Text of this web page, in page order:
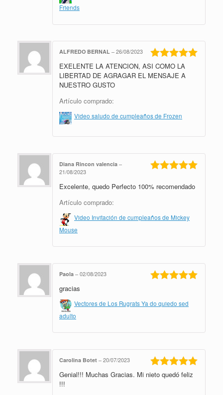
Friends
Valorado en
5de 5
ALFREDO BERNAL – 26/08/2023
EXELENTE LA ATENCION, ASI COMO LA
LIBERTAD DE AGRAGAR EL MENSAJE A
NUESTRO GUSTO
Artículo comprado:
Video saludo de cumpleaños de Frozen
5 de 5
Diana Rincon valencia –
21/08/2023
Excelente, quedo Perfecto 100% recomendado
Artículo comprado:
Video Invitación de cumpleaños de Mickey
Mouse
Paola – 02/08/2023
gracias
Vectores de Los Rugrats Ya do quiedo sed
adulto
Valorado en
Carolina Botet – 20/07/2023
Genial!!! Muchas Gracias. Mi nieto quedó feliz
!!!